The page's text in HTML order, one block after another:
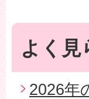
よく見
2026年